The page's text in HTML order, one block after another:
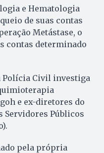
e Hematologia
de suas contas
Metástase, o
contas determinado
Polícia Civil investiga
e ex-diretores do
Servidores Públicos
pela própria